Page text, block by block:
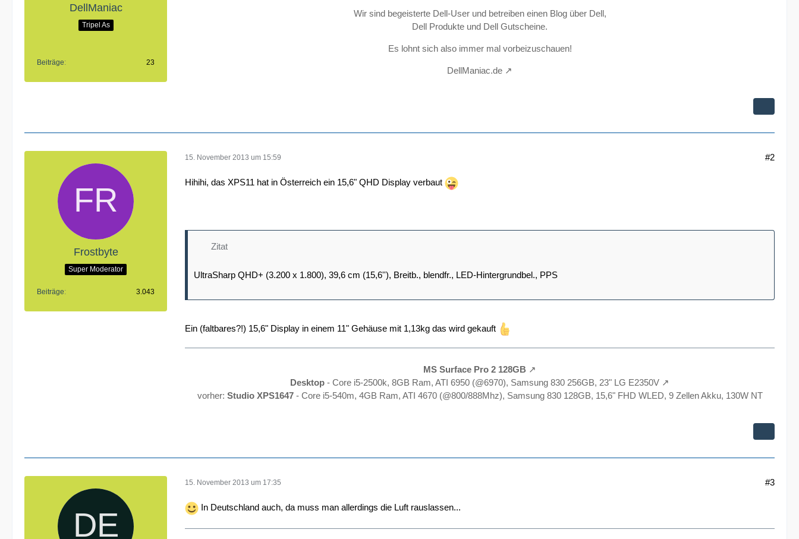
DellManiac
Tripel As
Beiträge 23
Wir sind begeisterte Dell-User und betreiben einen Blog über Dell,
Dell Produkte und Dell Gutscheine.
Es lohnt sich also immer mal vorbeizuschauen!
DellManiac.de
Frostbyte
Super Moderator
Beiträge 3.043
15. November 2013 um 15:59 #2
Hihihi, das XPS11 hat in Österreich ein 15,6" QHD Display verbaut
Zitat
UltraSharp QHD+ (3.200 x 1.800), 39,6 cm (15,6''), Breitb., blendfr., LED-Hintergrundbel., PPS
Ein (faltbares?!) 15,6" Display in einem 11" Gehäuse mit 1,13kg das wird gekauft
MS Surface Pro 2 128GB
Desktop - Core i5-2500k, 8GB Ram, ATI 6950 (@6970), Samsung 830 256GB, 23" LG E2350V
vorher: Studio XPS1647- Core i5-540m, 4GB Ram, ATI 4670 (@800/888Mhz), Samsung 830 128GB, 15,6" FHD WLED, 9 Zellen Akku, 130W NT
15. November 2013 um 17:35 #3
In Deutschland auch, da muss man allerdings die Luft rauslassen...